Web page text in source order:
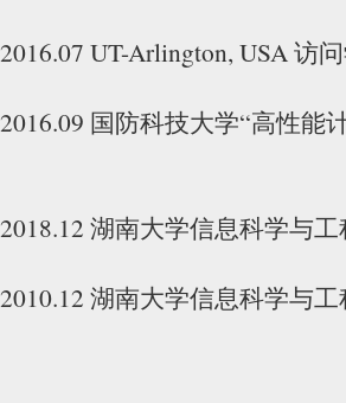
UT-Arlington, USA 访
国防科技大学“高性能
湖南大学信息科学与
湖南大学信息科学与